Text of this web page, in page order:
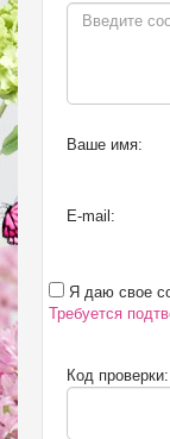
Ваше имя:
E-mail:
Я даю свое
Требуется
Код проверки: